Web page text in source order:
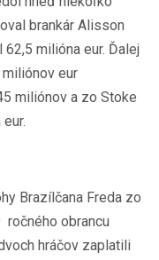
brankár Alisson
milióna eur. Ďalej
eur
miliónov a zo Stoke
Brazílčana Freda zo
ročného obrancu
hráčov zaplatili